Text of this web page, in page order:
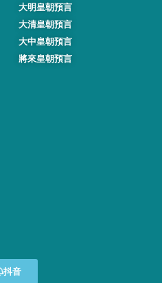
大明皇朝預言
大清皇朝預言
大中皇朝預言
將來皇朝預言
抖音